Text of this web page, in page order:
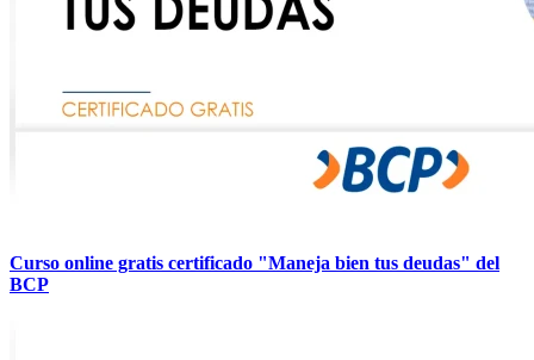
Curso online gratis certificado "Maneja bien tus deudas" del
BCP